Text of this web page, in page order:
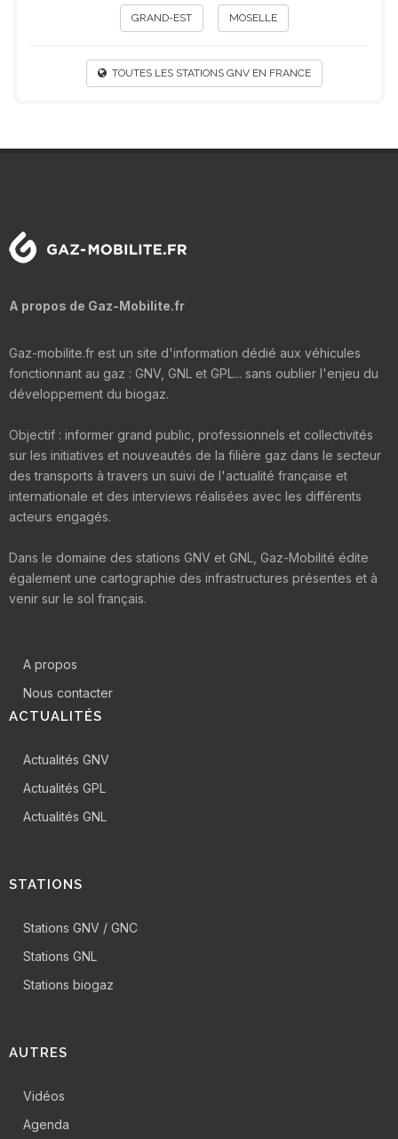
GRAND-EST MOSELLE
TOUTES LES STATIONS GNV EN FRANCE
A propos de Gaz-Mobilite.fr
Gaz-mobilite.fr est un site d'information dédié aux véhicules
fonctionnant au gaz : GNV, GNL et GPL... sans oublier l'enjeu du
développement du biogaz.
Objectif : informer grand public, professionnels et collectivités
sur les initiatives et nouveautés de la filière gaz dans le secteur
des transports à travers un suivi de l'actualité française et
internationale et des interviews réalisées avec les différents
acteurs engagés.
Dans le domaine des stations GNV et GNL, Gaz-Mobilité édite
également une cartographie des infrastructures présentes et à
venir sur le sol français.
A propos
Nous contacter
ACTUALITÉS
Actualités GNV
Actualités GPL
Actualités GNL
STATIONS
Stations GNV / GNC
Stations GNL
Stations biogaz
AUTRES
Vidéos
Agenda